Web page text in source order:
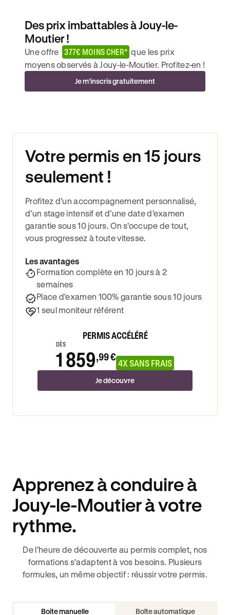
Des prix imbattables à Jouy-le-
Moutier !
Une offre 377€ MOINS CHER* que les prix
moyens observés à Jouy-le-Moutier. Profitez-en !
Je m'inscris gratuitement
Votre permis en 15 jours
seulement !
Profitez d’un accompagnement personnalisé,
d’un stage intensif et d’une date d’examen
garantie sous 10 jours. On s’occupe de tout,
vous progressez à toute vitesse.
Les avantages
Formation complète en 10 jours à 2
semaines
Place d'examen 100% garantie sous 10 jours
1 seul moniteur référent
PERMIS ACCÉLÉRÉ
DÈS
1 859,99 €
4X SANS FRAIS
Je découvre
Apprenez à conduire à
Jouy-le-Moutier à votre
rythme.
De l’heure de découverte au permis complet, nos
formations s'adaptent à vos besoins. Plusieurs
formules, un même objectif : réussir votre permis.
Boite manuelle Boîte automatique